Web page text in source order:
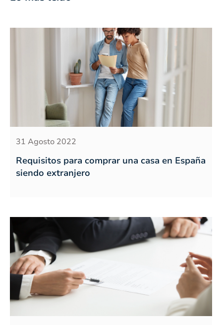
31 Agosto 2022
Requisitos para comprar una casa en España
siendo extranjero